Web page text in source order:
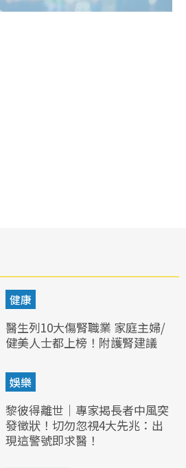
健康
醫生列10大傷腎職業 家庭主婦/
健美人士都上榜！附護腎建議
娛樂
黎彼得離世｜專家揭長者中風突
發徵狀！切勿忽視4大先兆：出
現這警號即求醫！